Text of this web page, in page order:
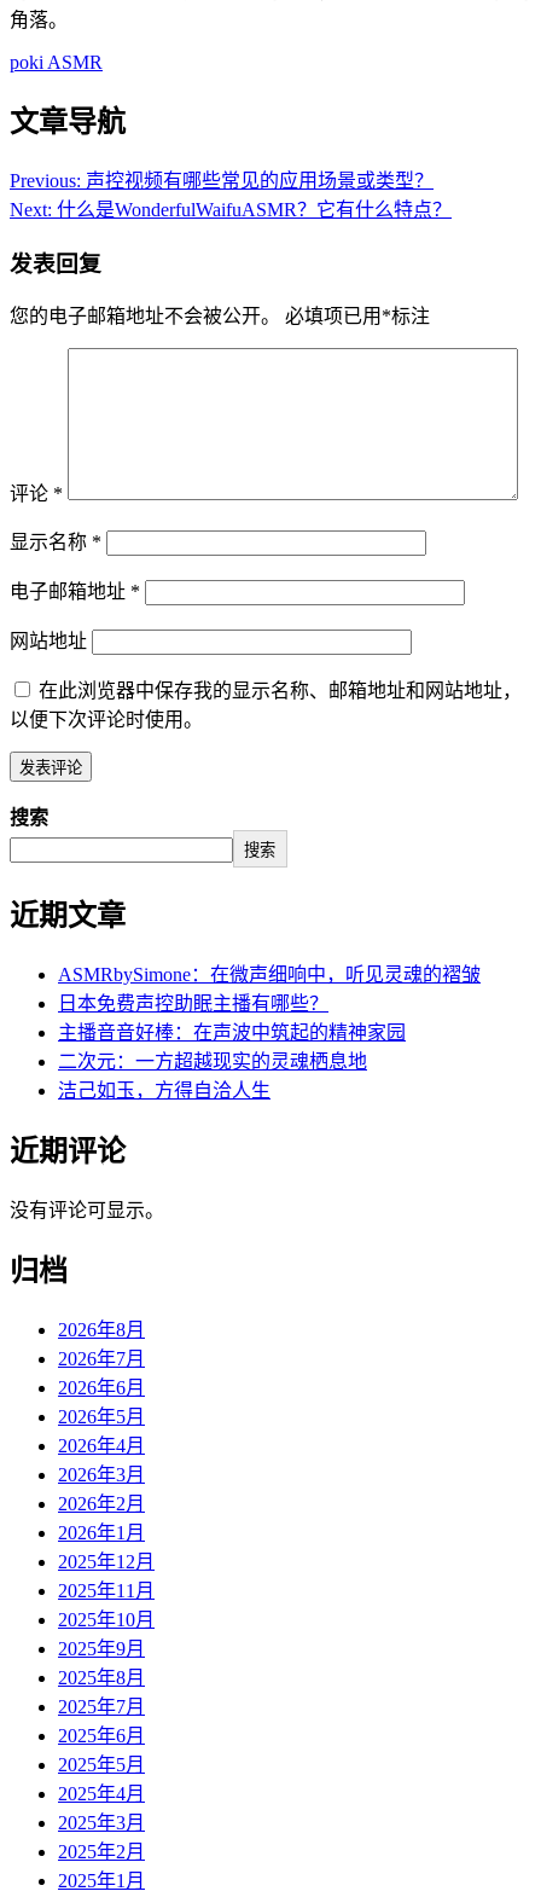
角落。
poki ASMR
文章导航
Previous: 声控视频有哪些常见的应用场景或类型？
Next: 什么是WonderfulWaifuASMR？它有什么特点？
发表回复
您的电子邮箱地址不会被公开。 必填项已用 *标注
评论 *
显示名称 *
电子邮箱地址 *
网站地址
在此浏览器中保存我的显示名称、邮箱地址和网站地址，
以便下次评论时使用。
搜索
搜索
近期文章
ASMRbySimone：在微声细响中，听见灵魂的褶皱
日本免费声控助眠主播有哪些？
主播音音好棒：在声波中筑起的精神家园
二次元：一方超越现实的灵魂栖息地
洁己如玉，方得自洽人生
近期评论
没有评论可显示。
归档
2026年8月
2026年7月
2026年6月
2026年5月
2026年4月
2026年3月
2026年2月
2026年1月
2025年12月
2025年11月
2025年10月
2025年9月
2025年8月
2025年7月
2025年6月
2025年5月
2025年4月
2025年3月
2025年2月
2025年1月